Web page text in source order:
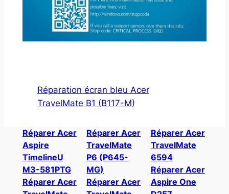
Réparation écran bleu Acer
TravelMate B1 (B117-M)
Réparer Acer
Aspire
TimelineU
M3-581PTG
Réparer Acer
Réparer Acer
TravelMate
P6 (P645-
MG)
Réparer Acer
Réparer Acer
TravelMate
6594
Réparer Acer
Aspire One